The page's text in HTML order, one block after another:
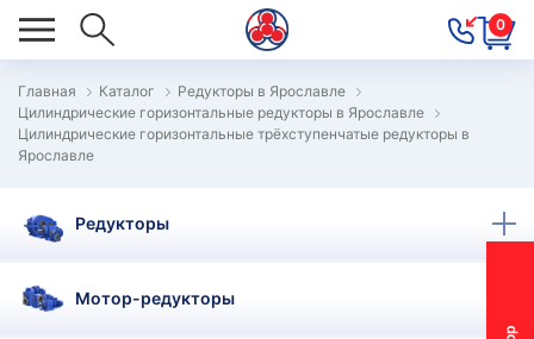
0
Главная Каталог
Редукторы в Ярославле
Цилиндрические горизонтальные редукторы в Ярославле
Цилиндрические горизонтальные трёхступенчатые редукторы в
Ярославле
Редукторы
Мотор-редукторы